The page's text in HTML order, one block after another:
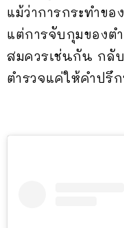
แม้ว่าการกระทำข
แต่การจับกุมของต
สมควรเช่นกัน กลั
ตำรวจแค่ให้คำปรึ